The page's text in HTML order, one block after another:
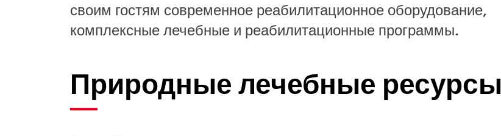
своим гостям современное реабилитационное оборудование,
комплексные лечебные и реабилитационные программы.
Природные лечебные ресурсы